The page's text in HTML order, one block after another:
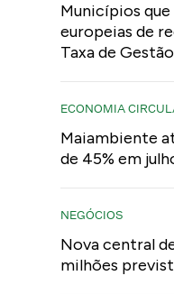
Municípios
europeias de
Taxa de
ECONOMIA
Maiambiente
de 45% em
NEGÓCIOS
Nova central
milhões